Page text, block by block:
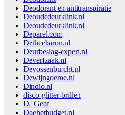
Deodorant en antitranspiratie
Deoudedeurklink.nl
Deoudedeurklink.nl
Deparel.com
Detheebaron.nl
Deurbeslag-expert.nl
Deverfzaak.nl
Devossenburcht.nl
Dewijngoeroe.nl
Dindio.nl
disco-glitter-brillen
DJ Gear
Doehetbudget.nl